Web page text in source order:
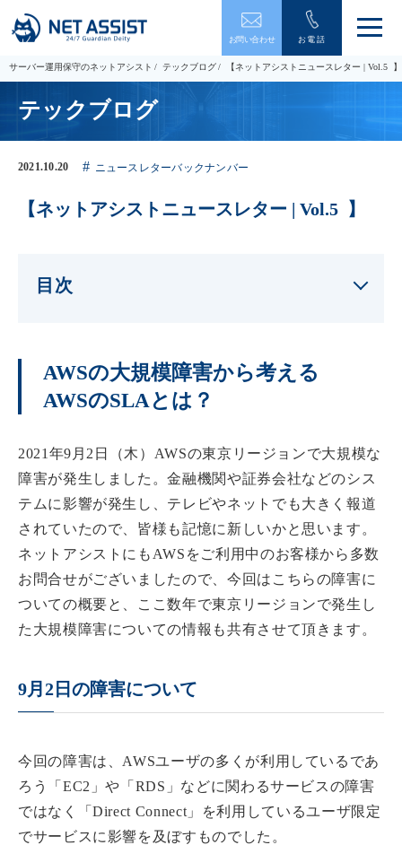
お問い合わせ お電話
メ
ュ
ー
サーバー運用保守のネットアシスト テックブログ 【ネットアシストニュースレター | Vol.5 】
テックブログ
2021.10.20 ニュースレターバックナンバー
【ネットアシストニュースレター | Vol.5 】
目次
AWSの大規模障害から考える
AWSのSLAとは？
2021年9月2日（木）AWSの東京リージョンで大規模な
障害が発生しました。金融機関や証券会社などのシス
テムに影響が発生し、テレビやネットでも大きく報道
されていたので、皆様も記憶に新しいかと思います。
ネットアシストにもAWSをご利用中のお客様から多数
お問合せがございましたので、今回はこちらの障害に
ついての概要と、ここ数年で東京リージョンで発生し
た大規模障害についての情報も共有させて頂きます。
9月2日の障害について
今回の障害は、AWSユーザの多くが利用しているであ
ろう「EC2」や「RDS」などに関わるサービスの障害
ではなく「Direct Connect」を利用しているユーザ限定
でサービスに影響を及ぼすものでした。